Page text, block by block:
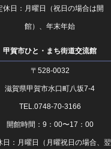
休日：月曜日（祝日の場合は開
館）、年末年始
甲賀市ひと・まち街道交流館
〒528-0032
滋賀県甲賀市水口町八坂7-4
TEL.0748-70-3166
開館時間：9：00〜17：00
日：月曜日（月曜祝日の場合、翌